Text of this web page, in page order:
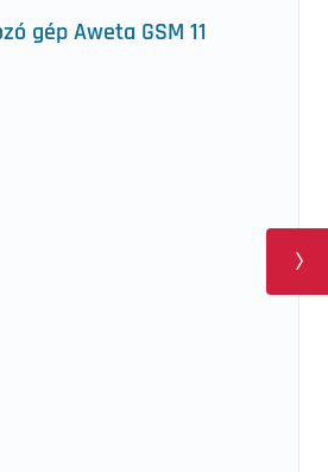
gép Aweta GSM 11